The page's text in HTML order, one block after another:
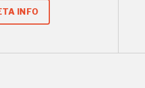
INFO
gratuito